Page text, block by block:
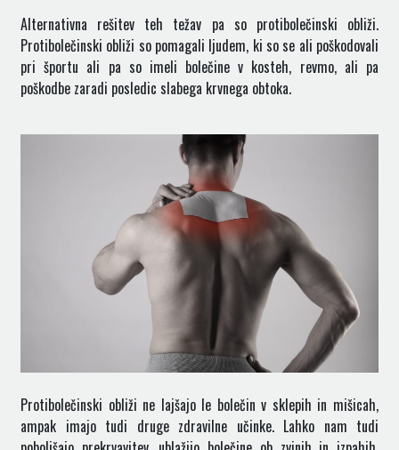
Alternativna rešitev teh težav pa so protibolečinski obliži.
Protibolečinski obliži so pomagali ljudem, ki so se ali poškodovali
pri športu ali pa so imeli bolečine v kosteh, revmo, ali pa
poškodbe zaradi posledic slabega krvnega obtoka.
Protibolečinski obliži ne lajšajo le bolečin v sklepih in mišicah,
ampak imajo tudi druge zdravilne učinke. Lahko nam tudi